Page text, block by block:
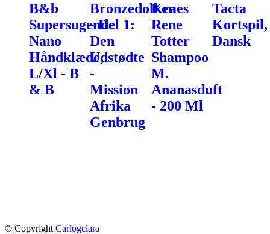
B&b
Supersugende
Nano
Håndklæde,
L/Xl - B
& B
Bronzedolken
- Del 1:
Den
Udstødte
-
Mission
Afrika
Genbrug
Kraes
Rene
Totter
Shampoo
M.
Ananasduft
- 200 Ml
Tacta
Kortspil,
Dansk
© Copyright Carlogclara